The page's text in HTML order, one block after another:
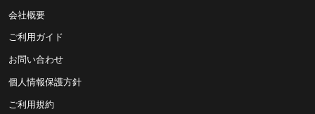
会社概要
ご利用ガイド
お問い合わせ
個人情報保護方針
ご利用規約